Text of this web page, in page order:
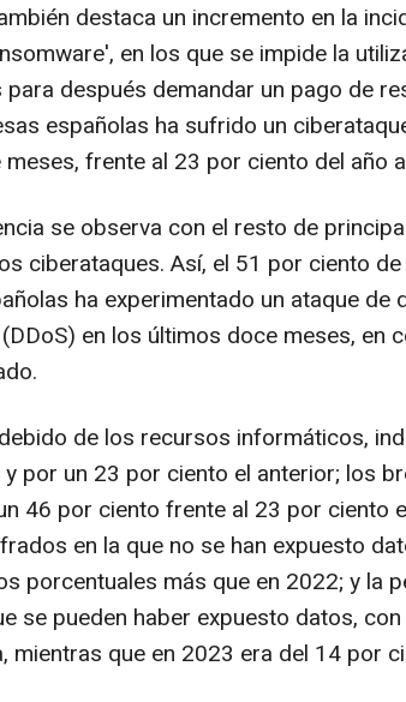
destaca un incremento en la
en los que se impide la
después demandar un pago de
españolas ha sufrido un
frente al 23 por ciento del año
se observa con el resto de
ciberataques. Así, el 51 por ciento
ha experimentado un ataque de
en los últimos doce meses, en
de los recursos informáticos,
por un 23 por ciento el anterior; los
46 por ciento frente al 23 por ciento
en la que no se han expuesto
porcentuales más que en 2022; y la
se pueden haber expuesto datos,
mientras que en 2023 era del 14 por